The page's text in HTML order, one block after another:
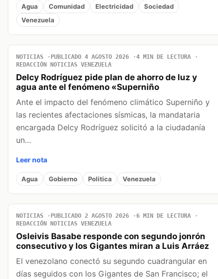
Agua Comunidad Electricidad
Sociedad
Venezuela
NOTICIAS PUBLICADO 4 AGOSTO 2026
4 MIN DE LECTURA
REDACCIÓN NOTICIAS VENEZUELA
Delcy Rodríguez pide plan de ahorro de luz y
agua ante el fenómeno «Superniño
Ante el impacto del fenómeno climático Superniño y
las recientes afectaciones sísmicas, la mandataria
encargada Delcy Rodríguez solicitó a la ciudadanía
un…
Leer nota
Agua Gobierno Politica Venezuela
NOTICIAS PUBLICADO 2 AGOSTO 2026
6 MIN DE LECTURA
REDACCIÓN NOTICIAS VENEZUELA
Osleivis Basabe responde con segundo jonrón
consecutivo y los Gigantes miran a Luis Arráez
El venezolano conectó su segundo cuadrangular en
días seguidos con los Gigantes de San Francisco; el